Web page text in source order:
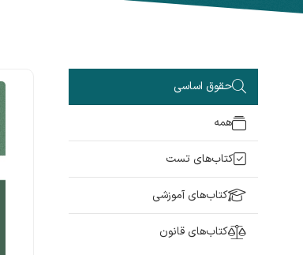
حقوق اساسی
همه
کتاب‌های تست
کتاب‌های آموزشی
کتاب‌های قانون